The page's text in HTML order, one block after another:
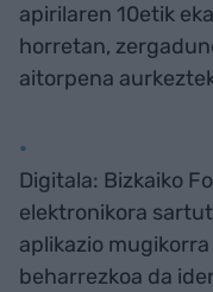
apirilaren 10etik
horretan,
aitorpena
Digitala: Bizkaiko
elektronikora
aplikazio
beharrezkoa da